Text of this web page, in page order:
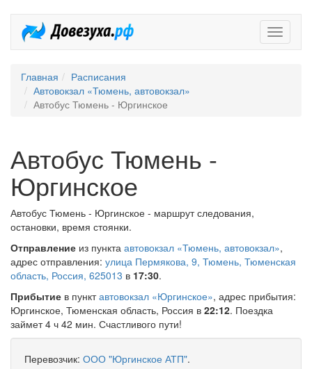
Главная
Расписания
Автовокзал «Тюмень, автовокзал»
Автобус Тюмень - Юргинское
Автобус Тюмень -
Юргинское
Автобус Тюмень - Юргинское - маршрут следования,
остановки, время стоянки.
Отправление из пункта автовокзал «Тюмень, автовокзал»,
адрес отправления: улица Пермякова, 9, Тюмень, Тюменская
область, Россия, 625013 в 17:30.
Прибытие в пунктавтовокзал «Юргинское», адрес прибытия:
Юргинское, Тюменская область, Россия в 22:12. Поездка
займет 4 ч 42 мин. Счастливого пути!
Перевозчик: ООО "Юргинское АТП".